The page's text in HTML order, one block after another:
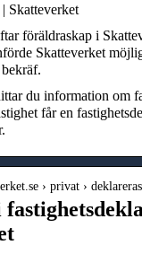
Skatteverket
föräldraskap i
Skatteverket
du information om
får en
› privat ›